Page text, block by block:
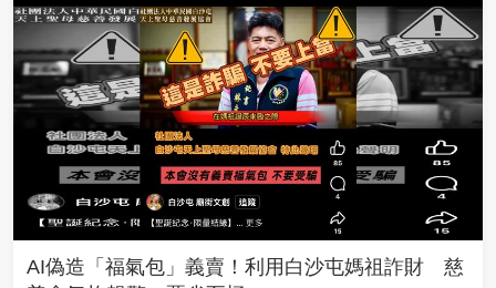
AI偽造「福氣包」義賣！利用白沙屯媽祖詐財 慈